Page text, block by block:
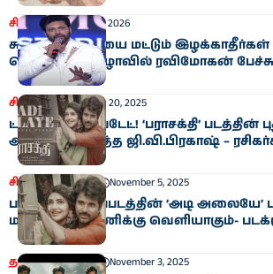
சினிமா January 4, 2026
சுயமரியாதையை மட்டும் இழக்காதீர்கள்
வெளியீட்டு விழாவில் ரவிமோகன் பேச்சு
சினிமா November 20, 2025
ட்ரெண்டிங் அப்டேட்! ‘பராசக்தி’ படத்தின்
அப்டேட் கொடுத்த ஜி.வி.பிரகாஷ் –
சினிமாதமிழகம் November 5, 2025
பராசக்தி திரைப்படத்தின் ‘அடி
மாலை 5:30 மணிக்கு வெளியாகும்-
தமிழகம்சினிமா November 3, 2025